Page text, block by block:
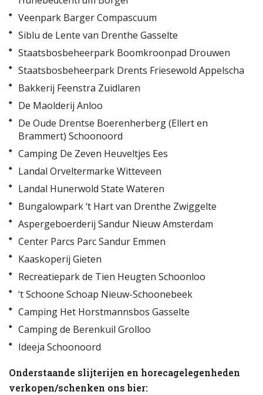
Veenpark Barger Compascuum
Siblu de Lente van Drenthe Gasselte
Staatsbosbeheerpark Boomkroonpad Drouwen
Staatsbosbeheerpark Drents Friesewold Appelscha
Bakkerij Feenstra Zuidlaren
De Maolderij Anloo
De Oude Drentse Boerenherberg (Ellert en
Brammert) Schoonoord
Camping De Zeven Heuveltjes Ees
Landal Orveltermarke Witteveen
Landal Hunerwold State Wateren
Bungalowpark ‘t Hart van Drenthe Zwiggelte
Aspergeboerderij Sandur Nieuw Amsterdam
Center Parcs Parc Sandur Emmen
Kaaskoperij Gieten
Recreatiepark de Tien Heugten Schoonloo
‘t Schoone Schoap Nieuw-Schoonebeek
Camping Het Horstmannsbos Gasselte
Camping de Berenkuil Grolloo
Ideeja Schoonoord
Onderstaande slijterijen en horecagelegenheden
verkopen/schenken ons bier: